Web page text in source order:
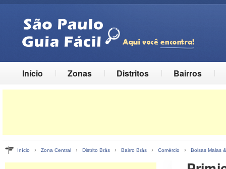
Início Zonas Distritos Bairros
Início › Zona Central › Distrito Brás › Bairro Brás › Comércio › Bolsas Malas